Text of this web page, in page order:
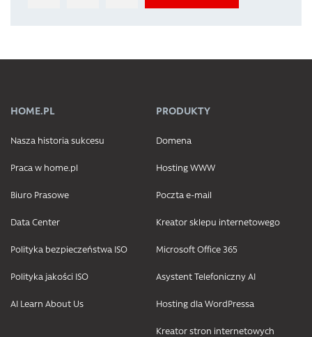
HOME.PL
Nasza historia sukcesu
Praca w home.pl
Biuro Prasowe
Data Center
Polityka bezpieczeństwa ISO
Polityka jakości ISO
AI Learn About Us
PRODUKTY
Domena
Hosting WWW
Poczta e-mail
Kreator sklepu internetowego
Microsoft Office 365
Asystent Telefoniczny AI
Hosting dla WordPressa
Kreator stron internetowych